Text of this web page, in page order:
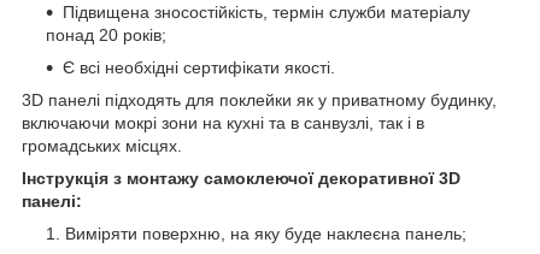
Підвищена зносостійкість, термін служби матеріалу
понад 20 років;
Є всі необхідні сертифікати якості.
3D панелі підходять для поклейки як у приватному будинку,
включаючи мокрі зони на кухні та в санвузлі, так і в
громадських місцях.
Інструкція з монтажу самоклеючої декоративної 3D
панелі:
Виміряти поверхню, на яку буде наклеєна панель;